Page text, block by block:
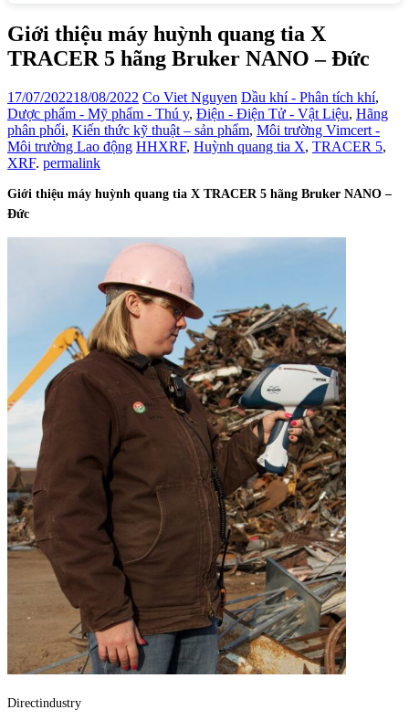
Giới thiệu máy huỳnh quang tia X
TRACER 5 hãng Bruker NANO – Đức
17/07/202218/08/2022 Co Viet Nguyen Dầu khí - Phân tích khí,
Dược phẩm - Mỹ phẩm - Thú y, Điện - Điện Tử - Vật Liệu, Hãng
phân phối, Kiến thức kỹ thuật – sản phẩm, Môi trường Vimcert -
Môi trường Lao động HHXRF, Huỳnh quang tia X, TRACER 5,
XRF. permalink
Giới thiệu máy huỳnh quang tia X TRACER 5 hãng Bruker NANO –
Đức
Directindustry